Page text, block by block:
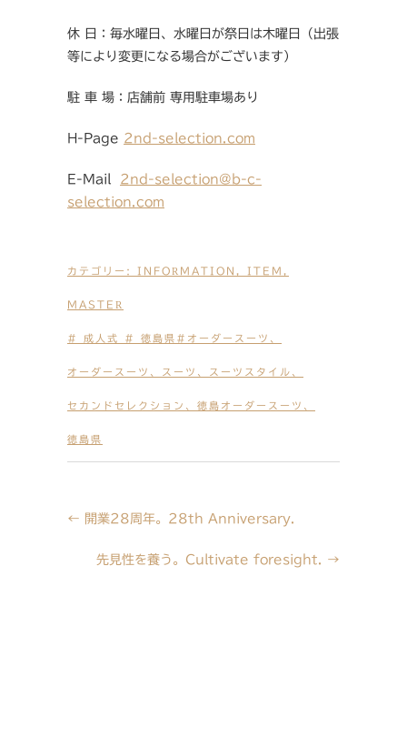
休 日：毎水曜日、水曜日が祭日は木曜日（出張
等により変更になる場合がございます）
駐 車 場：店舗前 専用駐車場あり
H-Page 2nd-selection.com
E-Mail 2nd-selection@b-c-
selection.com
カテゴリー: INFORMATION ITEM
MASTER
# 成人式 # 徳島県#オーダースーツ
オーダースーツ スーツ スーツスタイル
セカンドセレクション 徳島オーダースーツ
徳島県
← 開業28周年。28th Anniversary.
先見性を養う。Cultivate foresight. →